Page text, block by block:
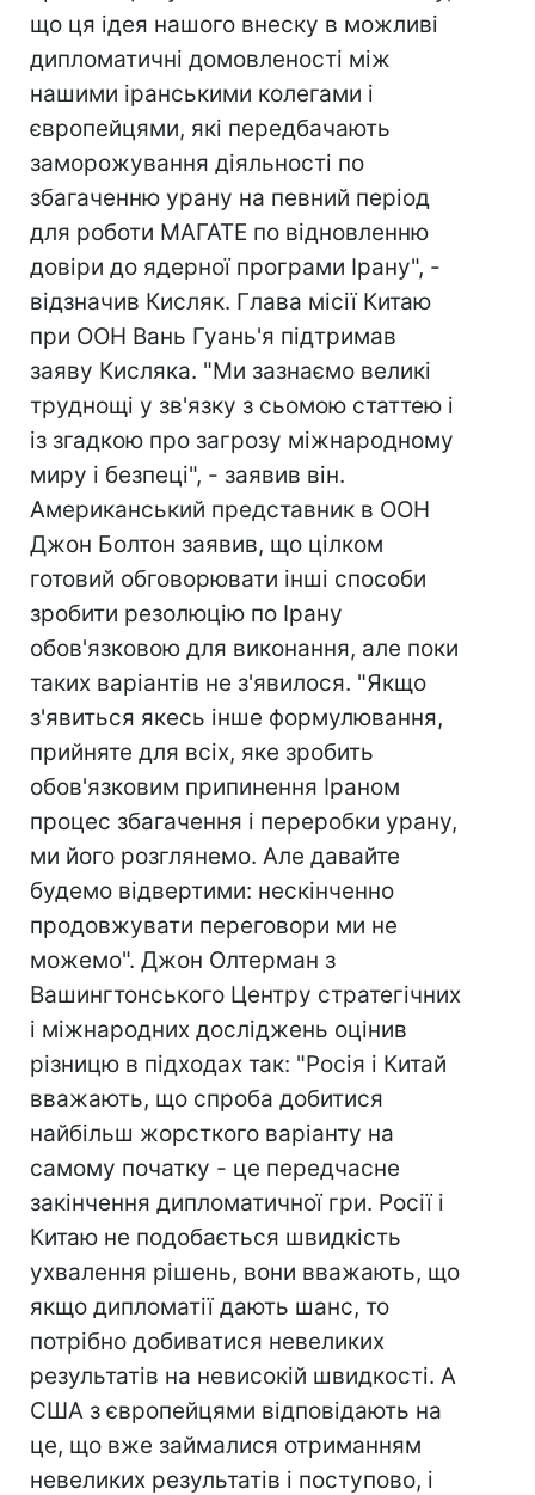
що ця ідея нашого внеску в можливі
дипломатичні домовленості між
нашими іранськими колегами і
європейцями, які передбачають
заморожування діяльності по
збагаченню урану на певний період
для роботи МАГАТЕ по відновленню
довіри до ядерної програми Ірану", -
відзначив Кисляк. Глава місії Китаю
при ООН Вань Гуань'я підтримав
заяву Кисляка. "Ми зазнаємо великі
труднощі у зв'язку з сьомою статтею і
із згадкою про загрозу міжнародному
миру і безпеці", - заявив він.
Американський представник в ООН
Джон Болтон заявив, що цілком
готовий обговорювати інші способи
зробити резолюцію по Ірану
обов'язковою для виконання, але поки
таких варіантів не з'явилося. "Якщо
з'явиться якесь інше формулювання,
прийняте для всіх, яке зробить
обов'язковим припинення Іраном
процес збагачення і переробки урану,
ми його розглянемо. Але давайте
будемо відвертими: нескінченно
продовжувати переговори ми не
можемо". Джон Олтерман з
Вашингтонського Центру стратегічних
і міжнародних досліджень оцінив
різницю в підходах так: "Росія і Китай
вважають, що спроба добитися
найбільш жорсткого варіанту на
самому початку - це передчасне
закінчення дипломатичної гри. Росії і
Китаю не подобається швидкість
ухвалення рішень, вони вважають, що
якщо дипломатії дають шанс, то
потрібно добиватися невеликих
результатів на невисокій швидкості. А
США з європейцями відповідають на
це, що вже займалися отриманням
невеликих результатів і поступово, і